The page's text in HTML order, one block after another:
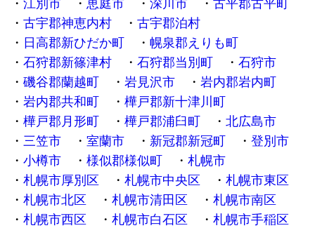
江別市
恵庭市 深川市
古平郡古平町
古宇郡神恵内村
古宇郡泊村
日高郡新ひだか町
幌泉郡えりも町
石狩郡新篠津村
石狩郡当別町
石狩市
磯谷郡蘭越町
岩見沢市
岩内郡岩内町
岩内郡共和町
樺戸郡新十津川町
樺戸郡月形町
樺戸郡浦臼町
北広島市
三笠市
室蘭市 新冠郡新冠町
登別市
小樽市
様似郡様似町
札幌市
札幌市厚別区
札幌市中央区
札幌市東区
札幌市北区
札幌市清田区
札幌市南区
札幌市西区
札幌市白石区
札幌市手稲区